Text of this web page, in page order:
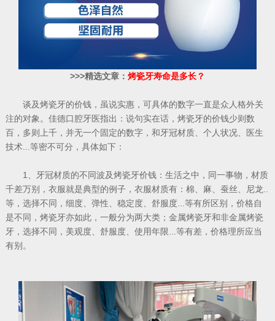
>>>精选文章： 烤瓷牙寿命是多长？
谈及烤瓷牙的价钱，虽说实惠，可具体的数字一直是众人格外关
注的对象。佳德口腔牙医指出：说句实在话，烤瓷牙的价钱少则数
百，多则上千，并无一个固定的数字，和牙冠材质、个人状况、医生
技术...等密不可分，具体如下：
1、牙冠材质的不同波及烤瓷牙价钱：生活之中，同一事物，材质
千差万别，衣服就是典型的例子，衣服材质有：棉、麻、蚕丝、尼龙..
等，选择不同，细度、弹性、稳定度、舒服度...等有所区别，价格自
是不同，烤瓷牙亦如此，一般分为两大类；金属烤瓷牙和非金属烤瓷
牙，选择不同，美观度、舒服度、使用年限...等有差，价格理所应当
有别。